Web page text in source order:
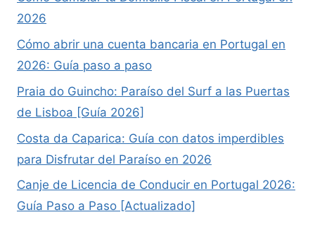
2026
Cómo abrir una cuenta bancaria en Portugal en
2026: Guía paso a paso
Praia do Guincho: Paraíso del Surf a las Puertas
de Lisboa [Guía 2026]
Costa da Caparica: Guía con datos imperdibles
para Disfrutar del Paraíso en 2026
Canje de Licencia de Conducir en Portugal 2026:
Guía Paso a Paso [Actualizado]